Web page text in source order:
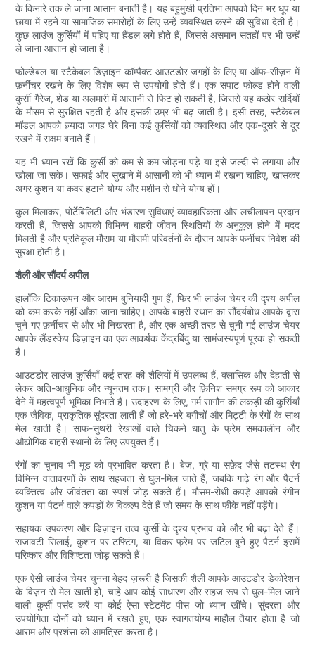
के किनारे तक ले जाना आसान बनाती है। यह बहुमुखी प्रतिभा आपको दिन भर धूप या
छाया में रहने या सामाजिक समारोहों के लिए उन्हें व्यवस्थित करने की सुविधा देती है।
कुछ लाउंज कुर्सियों में पहिए या हैंडल लगे होते हैं, जिससे असमान सतहों पर भी उन्हें
ले जाना आसान हो जाता है।
फोल्डेबल या स्टैकेबल डिज़ाइन कॉम्पैक्ट आउटडोर जगहों के लिए या ऑफ-सीज़न में
फ़र्नीचर रखने के लिए विशेष रूप से उपयोगी होते हैं। एक सपाट फोल्ड होने वाली
कुर्सी गैरेज, शेड या अलमारी में आसानी से फिट हो सकती है, जिससे यह कठोर सर्दियों
के मौसम से सुरक्षित रहती है और इसकी उम्र भी बढ़ जाती है। इसी तरह, स्टैकेबल
मॉडल आपको ज़्यादा जगह घेरे बिना कई कुर्सियों को व्यवस्थित और एक-दूसरे से दूर
रखने में सक्षम बनाते हैं।
यह भी ध्यान रखें कि कुर्सी को कम से कम जोड़ना पड़े या इसे जल्दी से लगाया और
खोला जा सके। सफाई और सुखाने में आसानी को भी ध्यान में रखना चाहिए, खासकर
अगर कुशन या कवर हटाने योग्य और मशीन से धोने योग्य हों।
कुल मिलाकर, पोर्टेबिलिटी और भंडारण सुविधाएं व्यावहारिकता और लचीलापन प्रदान
करती हैं, जिससे आपको विभिन्न बाहरी जीवन स्थितियों के अनुकूल होने में मदद
मिलती है और प्रतिकूल मौसम या मौसमी परिवर्तनों के दौरान आपके फर्नीचर निवेश की
सुरक्षा होती है।
शैली और सौंदर्य अपील
हालाँकि टिकाऊपन और आराम बुनियादी गुण हैं, फिर भी लाउंज चेयर की दृश्य अपील
को कम करके नहीं आँका जाना चाहिए। आपके बाहरी स्थान का सौंदर्यबोध आपके द्वारा
चुने गए फ़र्नीचर से और भी निखरता है, और एक अच्छी तरह से चुनी गई लाउंज चेयर
आपके लैंडस्केप डिज़ाइन का एक आकर्षक केंद्रबिंदु या सामंजस्यपूर्ण पूरक हो सकती
है।
आउटडोर लाउंज कुर्सियाँ कई तरह की शैलियों में उपलब्ध हैं, क्लासिक और देहाती से
लेकर अति-आधुनिक और न्यूनतम तक। सामग्री और फ़िनिश समग्र रूप को आकार
देने में महत्वपूर्ण भूमिका निभाते हैं। उदाहरण के लिए, गर्म सागौन की लकड़ी की कुर्सियाँ
एक जैविक, प्राकृतिक सुंदरता लाती हैं जो हरे-भरे बगीचों और मिट्टी के रंगों के साथ
मेल खाती है। साफ-सुथरी रेखाओं वाले चिकने धातु के फ्रेम समकालीन और
औद्योगिक बाहरी स्थानों के लिए उपयुक्त हैं।
रंगों का चुनाव भी मूड को प्रभावित करता है। बेज, ग्रे या सफ़ेद जैसे तटस्थ रंग
विभिन्न वातावरणों के साथ सहजता से घुल-मिल जाते हैं, जबकि गाढ़े रंग और पैटर्न
व्यक्तित्व और जीवंतता का स्पर्श जोड़ सकते हैं। मौसम-रोधी कपड़े आपको रंगीन
कुशन या पैटर्न वाले कपड़ों के विकल्प देते हैं जो समय के साथ फीके नहीं पड़ेंगे।
सहायक उपकरण और डिज़ाइन तत्व कुर्सी के दृश्य प्रभाव को और भी बढ़ा देते हैं।
सजावटी सिलाई, कुशन पर टफ्टिंग, या विकर फ्रेम पर जटिल बुने हुए पैटर्न इसमें
परिष्कार और विशिष्टता जोड़ सकते हैं।
एक ऐसी लाउंज चेयर चुनना बेहद ज़रूरी है जिसकी शैली आपके आउटडोर डेकोरेशन
के विज़न से मेल खाती हो, चाहे आप कोई साधारण और सहज रूप से घुल-मिल जाने
वाली कुर्सी पसंद करें या कोई ऐसा स्टेटमेंट पीस जो ध्यान खींचे। सुंदरता और
उपयोगिता दोनों को ध्यान में रखते हुए, एक स्वागतयोग्य माहौल तैयार होता है जो
आराम और प्रशंसा को आमंत्रित करता है।